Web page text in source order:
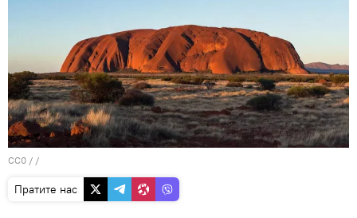
CC0 / /
Пратите нас